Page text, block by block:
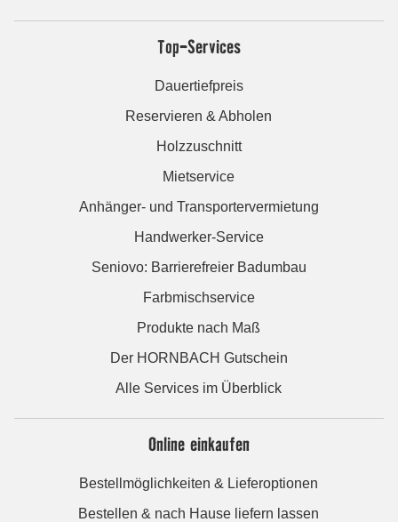
Top-Services
Dauertiefpreis
Reservieren & Abholen
Holzzuschnitt
Mietservice
Anhänger- und Transportervermietung
Handwerker-Service
Seniovo: Barrierefreier Badumbau
Farbmischservice
Produkte nach Maß
Der HORNBACH Gutschein
Alle Services im Überblick
Online einkaufen
Bestellmöglichkeiten & Lieferoptionen
Bestellen & nach Hause liefern lassen